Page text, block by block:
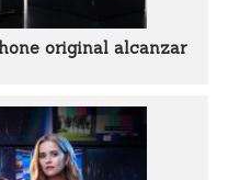
original alcanzar